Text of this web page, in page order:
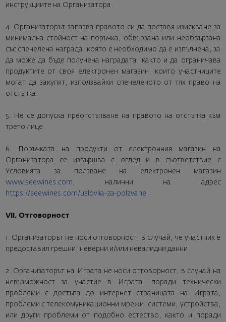
инструкциите на Организатора.
4. Организаторът запазва правото си да поставя изискване за
минимална стойност на поръчка, обвързана или необвързана
със спечелена награда, която е необходимо да е изпълнена, за
да може да бъде получена наградата, както и да ограничава
продуктите от своя електронен магазин, които участниците
могат да закупят, използвайки спечеленото от тях право на
отстъпка.
5. Не се допуска преотстъпване на правото на отстъпка към
трето лице.
6. Поръчката на продукти от електронния магазин на
Организатора се извършва с оглед и в съответствие с
Условията за ползване на електронен магазин
www.seewines.com , налични на адрес
https://seewines.com/usloviia-za-polzvane
VII. Отговорност
1. Организаторът не носи отговорност, в случай, че участник е
предоставил грешни, неверни и/или невалидни данни.
2. Организаторът на Играта не носи отговорност, в случай на
невъзможност за участие в Играта, поради технически
проблеми с достъпа до интернет страницата на Играта,
проблеми с телекомуникационни мрежи, системи, устройства,
или други проблеми от подобно естество, както и поради